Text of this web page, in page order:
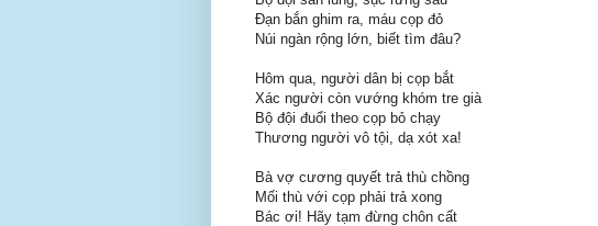
Đạn bắn ghim ra, máu cọp đỏ
Núi ngàn rộng lớn, biết tìm đâu?
Hôm qua, người dân bị cọp bắt
Xác người còn vướng khóm tre già
Bộ đội đuổi theo cọp bỏ chạy
Thương người vô tội, dạ xót xa!
Bà vợ cương quyết trả thù chồng
Mối thù với cọp phải trả xong
Bác ơi! Hãy tạm đừng chôn cất